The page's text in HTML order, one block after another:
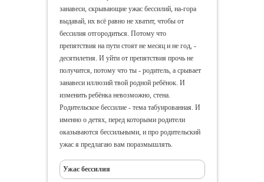
занавеси, скрывающие ужас бессилий, на-гора
выдавай, их всё равно не хватит, чтобы от
бессилия отгородиться. Потому что
препятствия на пути стоят не месяц и не год, -
десятилетия. И уйти от препятствия прочь не
получится, потому что ты - родитель, а срывает
занавеси иллюзий твой родной ребёнок. И
изменить ребёнка невозможно, стена.
Родительское бессилие - тема табуированная. И
именно о детях, перед которыми родители
оказываются бессильными, и про родительский
ужас я предлагаю вам поразмышлять.
Ужас бессилия